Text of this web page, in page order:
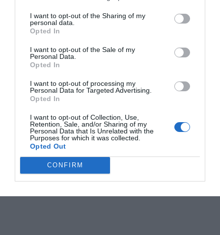
I want to opt-out of the Sharing of my
personal data.
Opted In
I want to opt-out of the Sale of my
Personal Data.
Opted In
I want to opt-out of processing my
Personal Data for Targeted Advertising.
Opted In
I want to opt-out of Collection, Use,
Retention, Sale, and/or Sharing of my
Personal Data that Is Unrelated with the
Purposes for which it was collected.
Opted Out
CONFIRM